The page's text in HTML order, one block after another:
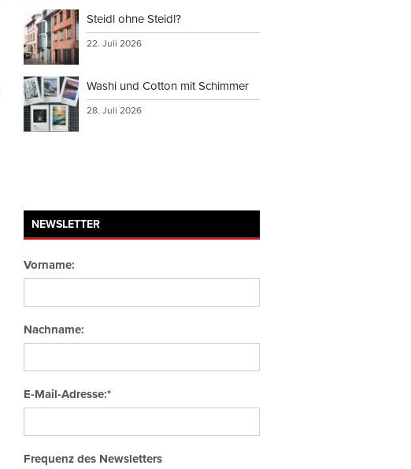
Steidl ohne Steidl?
22. Juli 2026
Washi und Cotton mit Schimmer
28. Juli 2026
NEWSLETTER
Vorname:
Nachname:
E-Mail-Adresse:*
Frequenz des Newsletters